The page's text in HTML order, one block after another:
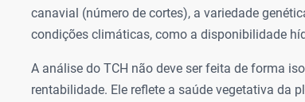
canavial (número de cortes), a variedade
condições climáticas, como a disponibilidade
A análise do TCH não deve ser feita de forma
rentabilidade. Ele reflete a saúde vegetativa da